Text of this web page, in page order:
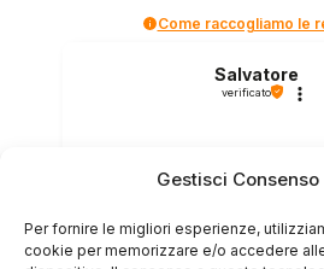
Gestisci Consenso
Per fornire le migliori esperienze,
cookie per memorizzare e/o accedere
Come raccogliamo le
Salvatore
verificato
Servizio clienti competente,
0 0